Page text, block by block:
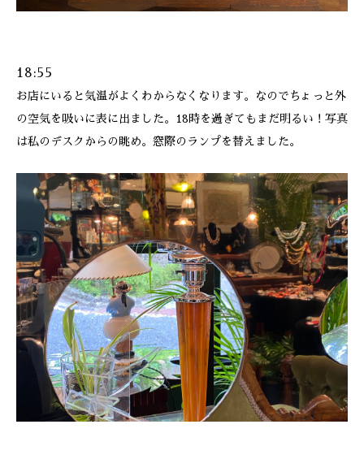
18:55
お店にいると気温がよくわからなくなります。なのでちょっと外
の空気を吸いに表に出ました。18時を過ぎてもまだ明るい！写真
は私のデスクからの眺め。窓際のランプを替えました。